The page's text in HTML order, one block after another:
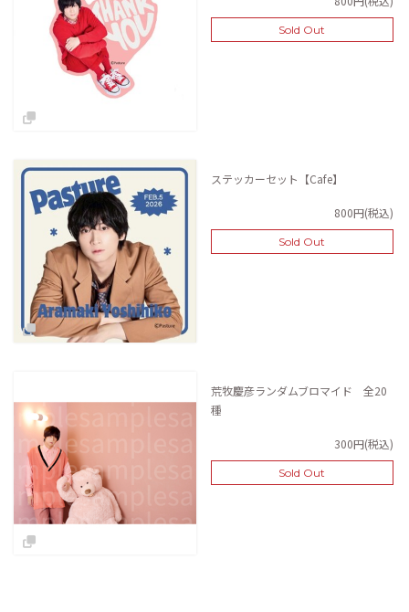
Sold Out
ステッカーセット【Cafe】
800円(税込)
Sold Out
荒牧慶彦ランダムブロマイド 全20
種
300円(税込)
Sold Out